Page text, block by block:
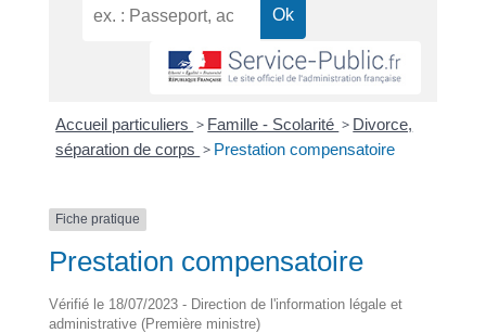
Accueil particuliers > Famille - Scolarité > Divorce,
séparation de corps > Prestation compensatoire
Fiche pratique
Prestation compensatoire
Vérifié le 18/07/2023 - Direction de l'information légale et
administrative (Première ministre)